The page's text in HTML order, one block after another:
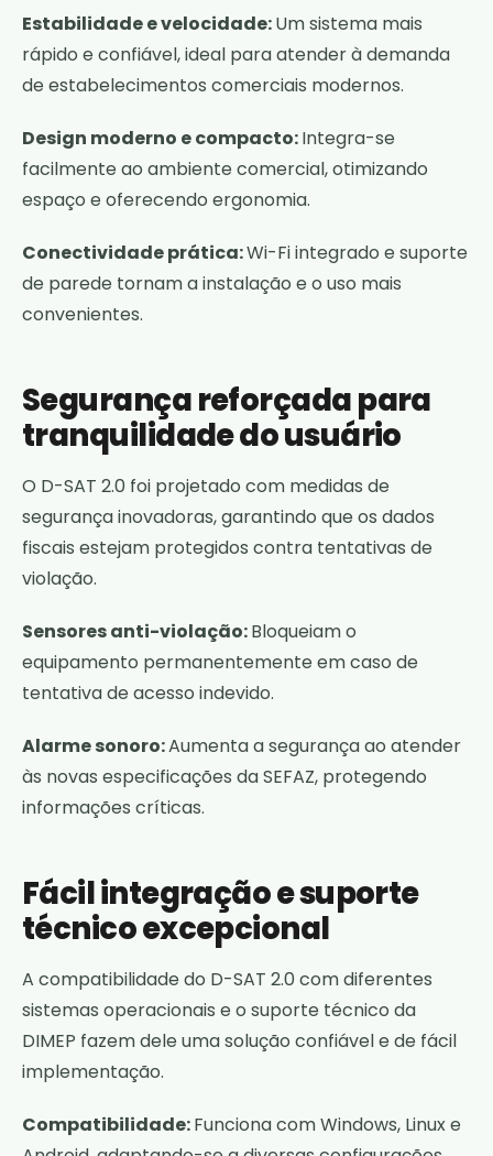
Estabilidade e velocidade:Um sistema mais
rápido e confiável, ideal para atender à demanda
de estabelecimentos comerciais modernos.
Design moderno e compacto:Integra-se
facilmente ao ambiente comercial, otimizando
espaço e oferecendo ergonomia.
Conectividade prática:Wi-Fi integrado e suporte
de parede tornam a instalação e o uso mais
convenientes.
Segurança reforçada para
tranquilidade do usuário
O D-SAT 2.0 foi projetado com medidas de
segurança inovadoras, garantindo que os dados
fiscais estejam protegidos contra tentativas de
violação.
Sensores anti-violação:Bloqueiam o
equipamento permanentemente em caso de
tentativa de acesso indevido.
Alarme sonoro:Aumenta a segurança ao atender
às novas especificações da SEFAZ, protegendo
informações críticas.
Fácil integração e suporte
técnico excepcional
A compatibilidade do D-SAT 2.0 com diferentes
sistemas operacionais e o suporte técnico da
DIMEP fazem dele uma solução confiável e de fácil
implementação.
Compatibilidade:Funciona com Windows, Linux e